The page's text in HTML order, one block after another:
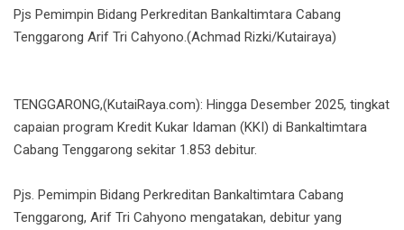
Pjs Pemimpin Bidang Perkreditan Bankaltimtara Cabang
Tenggarong Arif Tri Cahyono.(Achmad Rizki/Kutairaya)
TENGGARONG,(KutaiRaya.com): Hingga Desember 2025, tingkat
capaian program Kredit Kukar Idaman (KKI) di Bankaltimtara
Cabang Tenggarong sekitar 1.853 debitur.
Pjs. Pemimpin Bidang Perkreditan Bankaltimtara Cabang
Tenggarong, Arif Tri Cahyono mengatakan, debitur yang